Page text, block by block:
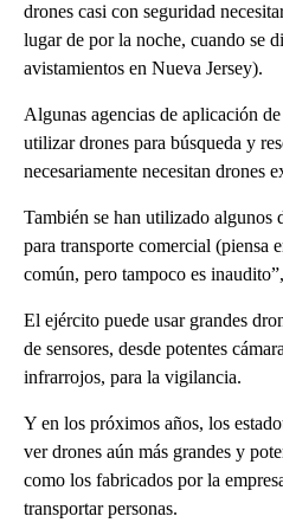
drones casi con seguridad
lugar de por la noche, cuando se
avistamientos en Nueva Jersey).
Algunas agencias de aplicación
utilizar drones para búsqueda y
necesariamente necesitan drones
También se han utilizado algunos
para transporte comercial (piensa
común, pero tampoco es
El ejército puede usar grandes
de sensores, desde potentes
infrarrojos, para la vigilancia.
Y en los próximos años, los
ver drones aún más grandes y
como los fabricados por la
transportar personas.